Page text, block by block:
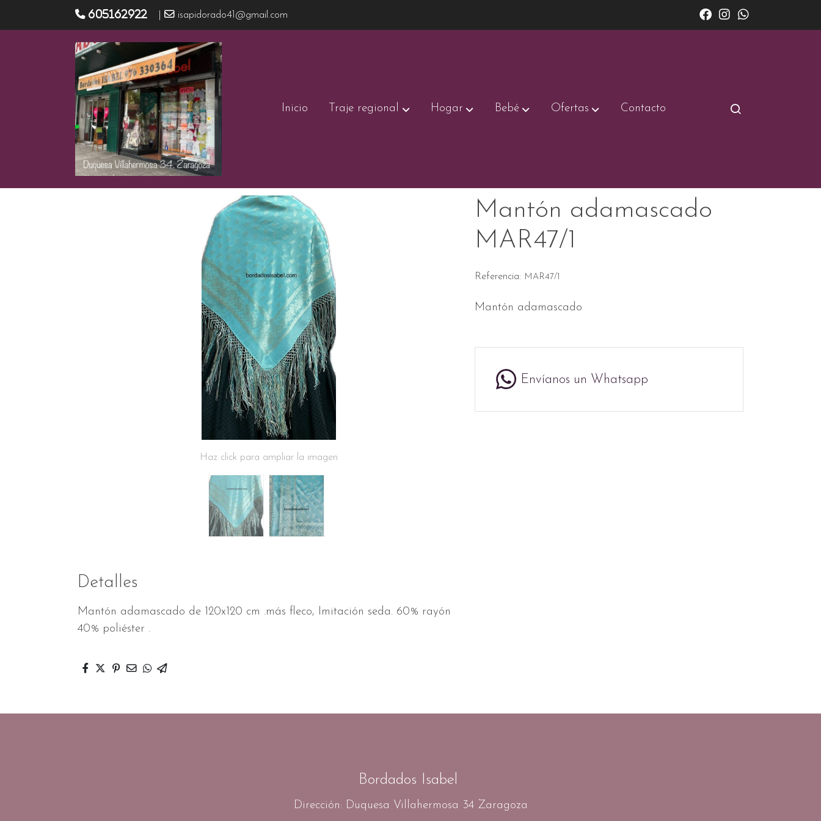
605162922 | isapidorado41@gmail.com
Inicio Traje regional Hogar Bebé Ofertas Contacto
Productos Mantón adamascado MAR47/1
Haz click para ampliar la imagen
Detalles
Mantón adamascado de 120x120 cm .más fleco,
Imitación seda. 60% rayón
40% poliéster .
Mantón adamascado
MAR47/1
Referencia: MAR47/1
Mantón adamascado
Envíanos un Whatsapp
Bordados Isabel
Dirección: Duquesa Villahermosa 34 Zaragoza